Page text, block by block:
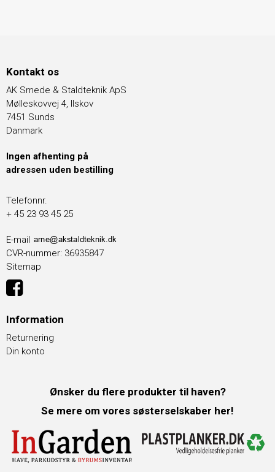
Kontakt os
AK Smede & Staldteknik ApS
Mølleskovvej 4, Ilskov
7451 Sunds
Danmark
Ingen afhenting på
adressen uden bestilling
Telefonnr.
+ 45 23 93 45 25
E-mail
CVR-nummer: 36935847
Sitemap
Information
Returnering
Din konto
Ønsker du flere produkter til haven?
Se mere om vores søsterselskaber her!